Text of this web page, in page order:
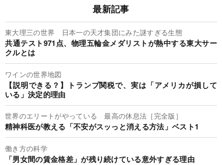
最新記事
東大理三の世界 日本一の天才集団にみた謎すぎる生態
共通テスト971点、物理五輪金メダリストが熱中する東大サー
クルとは
ワインの世界地図
【説明できる？】トランプ関税で、実は「アメリカが損して
いる」決定的理由
世界のエリートがやっている 最高の休息法［完全版］
精神科医が教える「不安がスッっと消える方法」ベスト1
働き方の科学
「男女間の賃金格差」が残り続けている意外すぎる理由